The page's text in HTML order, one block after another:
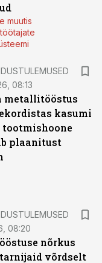
muutis
08:13
metallitööstus
kasumi
tootmishoone
plaanitust
08:20
nõrkus
võrdselt